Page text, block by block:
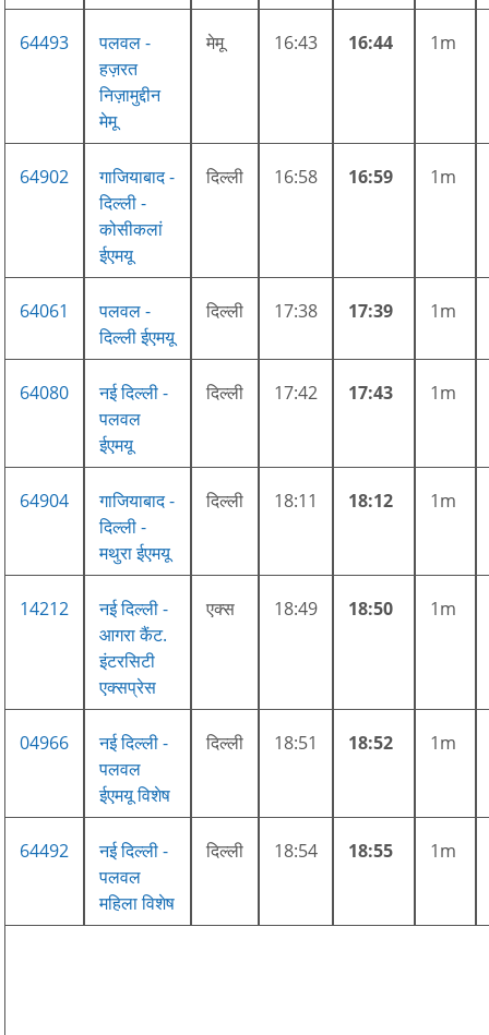
64493
पलवल -
हज़रत
निज़ामुद्दीन
मेमू
मेमू 16:43 16:44 1m
64902
गाजियाबाद -
दिल्ली -
कोसीकलां
ईएमयू
दिल्ली 16:58 16:59 1m
64061
पलवल -
दिल्ली ईएमयू
दिल्ली 17:38 17:39 1m
64080
नई दिल्ली -
पलवल
ईएमयू
दिल्ली 17:42 17:43 1m
64904
गाजियाबाद -
दिल्ली -
मथुरा ईएमयू
दिल्ली 18:11 18:12 1m
14212
नई दिल्ली -
आगरा कैंट.
इंटरसिटी
एक्सप्रेस
एक्स 18:49 18:50 1m
04966
नई दिल्ली -
पलवल
ईएमयू विशेष
दिल्ली 18:51 18:52 1m
64492
नई दिल्ली -
पलवल
महिला विशेष
दिल्ली 18:54 18:55 1m